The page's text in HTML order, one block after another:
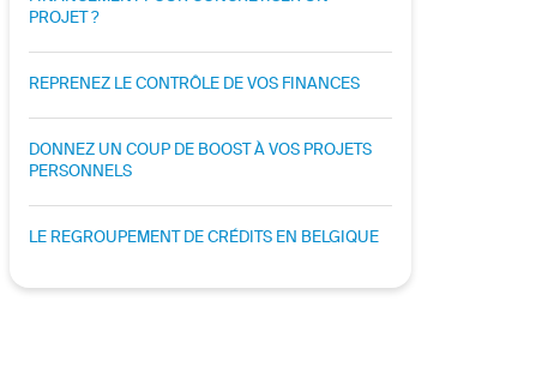
PROJET ?
REPRENEZ LE CONTRÔLE DE VOS FINANCES
DONNEZ UN COUP DE BOOST À VOS PROJETS
PERSONNELS
LE REGROUPEMENT DE CRÉDITS EN BELGIQUE